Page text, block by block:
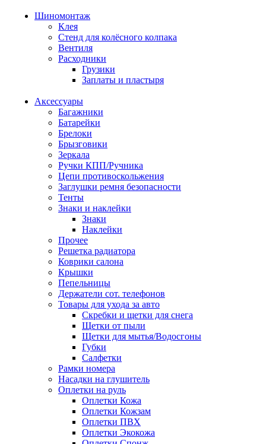
Шиномонтаж
Клея
Стенд для колёсного колпака
Вентиля
Расходники
Грузики
Заплаты и пластыря
Аксессуары
Багажники
Батарейки
Брелоки
Брызговики
Зеркала
Ручки КПП/Ручника
Цепи противоскольжения
Заглушки ремня безопасности
Тенты
Знаки и наклейки
Знаки
Наклейки
Прочее
Решетка радиатора
Коврики салона
Крышки
Пепельницы
Держатели сот. телефонов
Товары для ухода за авто
Скребки и щетки для снега
Щетки от пыли
Щетки для мытья/Водосгоны
Губки
Салфетки
Рамки номера
Насадки на глушитель
Оплетки на руль
Оплетки Кожа
Оплетки Кожзам
Оплетки ПВХ
Оплетки Экокожа